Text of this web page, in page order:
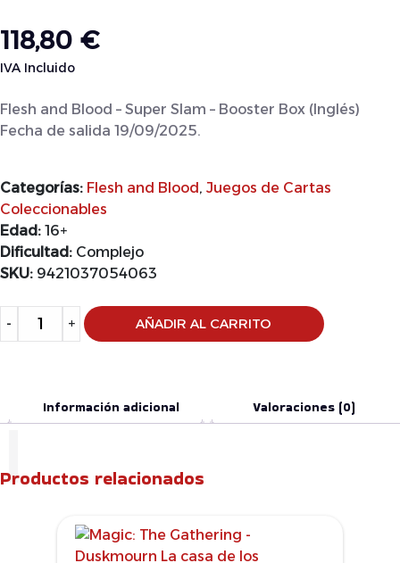
118,80 €
IVA Incluido
Flesh and Blood – Super Slam – Booster Box (Inglés)
Fecha de salida 19/09/2025.
Categorías: Flesh and Blood, Juegos de Cartas
Coleccionables
Edad: 16+
Dificultad: Complejo
SKU: 9421037054063
- + AÑADIR AL CARRITO
Alternative:
Información adicional Valoraciones (0)
Productos relacionados